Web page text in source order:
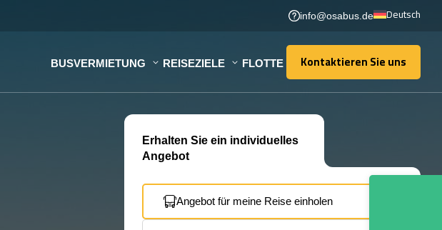
info@osabus.de Deutsch
BUSVERMIETUNG REISEZIELE FLOTTE Kontaktieren Sie uns
Kontaktieren Sie uns
Erhalten Sie ein individuelles
Angebot
Angebot für meine Reise einholen